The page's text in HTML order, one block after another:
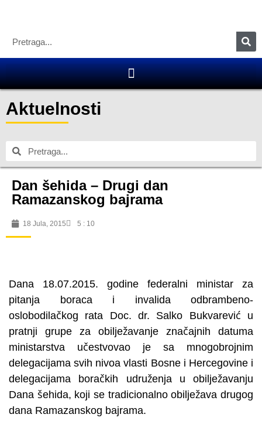
Aktuelnosti
Dan šehida – Drugi dan
Ramazanskog bajrama
18 Jula, 2015 5 : 10
Dana 18.07.2015. godine federalni ministar za
pitanja boraca i invalida odbrambeno-
oslobodilačkog rata Doc. dr. Salko Bukvarević u
pratnji grupe za obilježavanje značajnih datuma
ministarstva učestvovao je sa mnogobrojnim
delegacijama svih nivoa vlasti Bosne i Hercegovine i
delegacijama boračkih udruženja u obilježavanju
Dana šehida, koji se tradicionalno obilježava drugog
dana Ramazanskog bajrama.